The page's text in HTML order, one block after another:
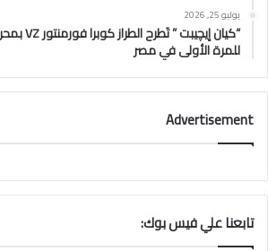
يوليو 25, 2026
للمرة الأولى في مصر
Advertisement
تابعنا علي فيس بوك: